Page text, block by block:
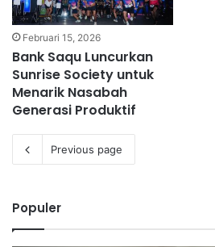
Februari 15, 2026
Bank Saqu Luncurkan
Sunrise Society untuk
Menarik Nasabah
Generasi Produktif
Previous page
Populer